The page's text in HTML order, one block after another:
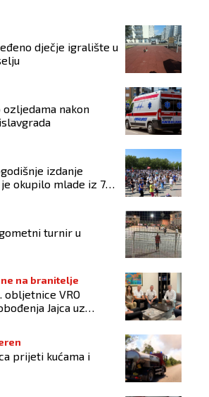
dječje igralište u
nakon
izdanje
okupilo mlade iz 73
turnir u
na branitelje
obljetnice VRO
Jajca uz
a BiH
prijeti kućama i